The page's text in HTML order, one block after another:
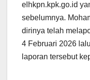
elhkpn.kpk.go.id
sebelumnya.
dirinya telah
4 Februari 2026
laporan tersebut